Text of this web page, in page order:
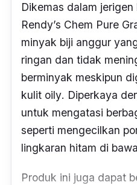
Dikemas dalam jerigen
Rendy’s Chem Pure
minyak biji anggur
ringan dan tidak
berminyak meskipun
kulit oily. Diperkaya
untuk mengatasi
seperti mengecilkan
lingkaran hitam di
Produk ini juga dapat